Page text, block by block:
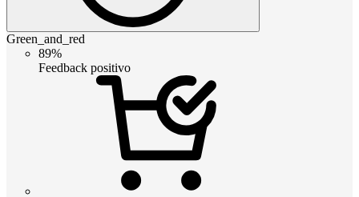
Green_and_red
89%
Feedback positivo